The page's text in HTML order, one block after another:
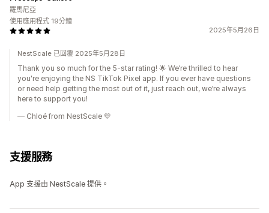
2025年5月26日
羅馬尼亞
使用應用程式 19分鐘
NestScale 已回覆 2025年5月28日
Thank you so much for the 5-star rating! 🌟 We’re thrilled to hear
you're enjoying the NS TikTok Pixel app. If you ever have questions
or need help getting the most out of it, just reach out, we’re always
here to support you!
— Chloé from NestScale 💛
支援服務
App 支援由 NestScale 提供。